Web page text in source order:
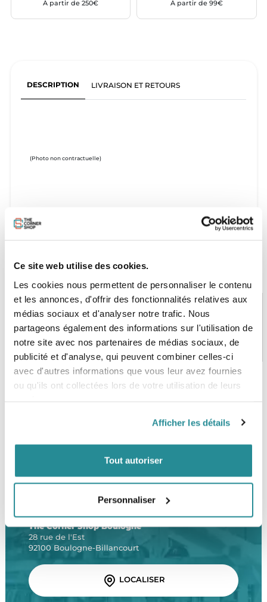
Ce site web utilise des cookies.
Les cookies nous permettent de personnaliser le contenu
et les annonces, d'offrir des fonctionnalités relatives aux
médias sociaux et d'analyser notre trafic. Nous
partageons également des informations sur l'utilisation de
notre site avec nos partenaires de médias sociaux, de
publicité et d'analyse, qui peuvent combiner celles-ci
avec d'autres informations que vous leur avez fournies
ou qu'ils ont collectées lors de votre utilisation de leurs
Afficher les détails
Tout autoriser
Personnaliser
À partir de 250€
À partir de 99€
DESCRIPTION LIVRAISON ET RETOURS
(Photo non contractuelle)
PAIEMENT SÉCURISÉ
CB, VISA, Mastercard, ALMA
Plus de 5000 produits en stock
The Corner Shop Boulogne
28 rue de l'Est
92100 Boulogne-Billancourt
LOCALISER